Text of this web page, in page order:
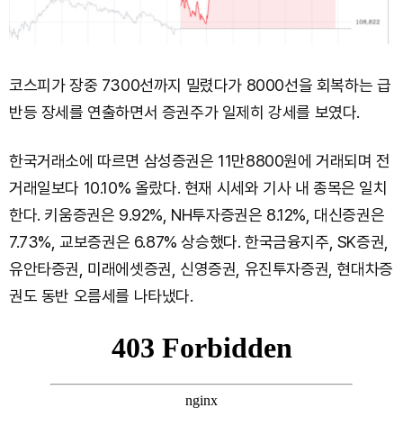
코스피가 장중 7300선까지 밀렸다가 8000선을 회복하는 급
반등 장세를 연출하면서 증권주가 일제히 강세를 보였다.
한국거래소에 따르면 삼성증권은 11만8800원에 거래되며 전
거래일보다 10.10% 올랐다. 현재 시세와 기사 내 종목은 일치
한다. 키움증권은 9.92%, NH투자증권은 8.12%, 대신증권은
7.73%, 교보증권은 6.87% 상승했다. 한국금융지주, SK증권,
유안타증권, 미래에셋증권, 신영증권, 유진투자증권, 현대차증
권도 동반 오름세를 나타냈다.